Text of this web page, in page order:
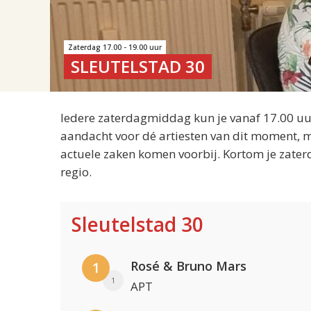
Zaterdag 17.00 - 19.00 uur
SLEUTELSTAD 30
Iedere zaterdagmiddag kun je vanaf 17.00
aandacht voor dé artiesten van dit moment,
actuele zaken komen voorbij. Kortom je
regio.
Sleutelstad 30
1
1
Rosé & Bruno Mars
APT